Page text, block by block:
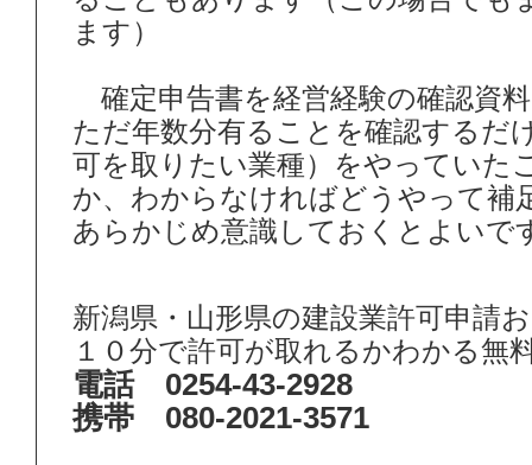
ます）
確定申告書を経営経験の確認資
ただ年数分有ることを確認するだ
可を取りたい業種）をやっていた
か、わからなければどうやって
あらかじめ意識しておくとよいで
新潟県・山形県の建設業許可申請
１０分で許可が取れるかわかる無
電話 0254-43-2928
携帯 080-2021-3571